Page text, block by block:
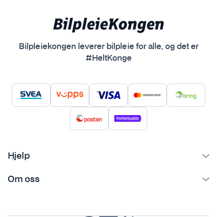
Bilpleiekongen leverer bilpleie for alle, og det er
#HeltKonge
Hjelp
Ofte stilte spørsmål
Om oss